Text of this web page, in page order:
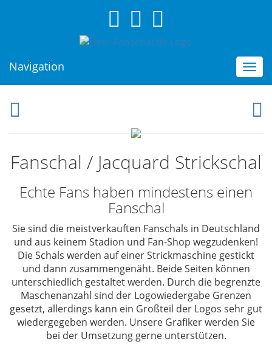
Navigation
Fanschal / Jacquard Strickschal
Echte Fans haben mindestens einen
Fanschal
Sie sind die meistverkauften Fanschals in Deutschland
und aus keinem Stadion und Fan-Shop wegzudenken!
Die Schals werden auf einer Strickmaschine gestickt
und dann zusammengenäht. Beide Seiten können
unterschiedlich gestaltetwerden. Durch die begrenzte
Maschenanzahl sind der Logowiedergabe Grenzen
gesetzt, allerdings kann ein Großteil der Logos sehr gut
wiedergegeben werden. Unsere Grafiker werden Sie
bei der Umsetzung gerne unterstützen.